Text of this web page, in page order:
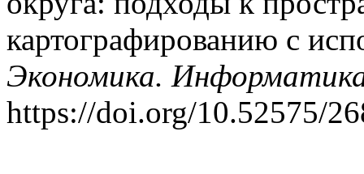
картографированию с
Экономика.
https://doi.org/10.52575/